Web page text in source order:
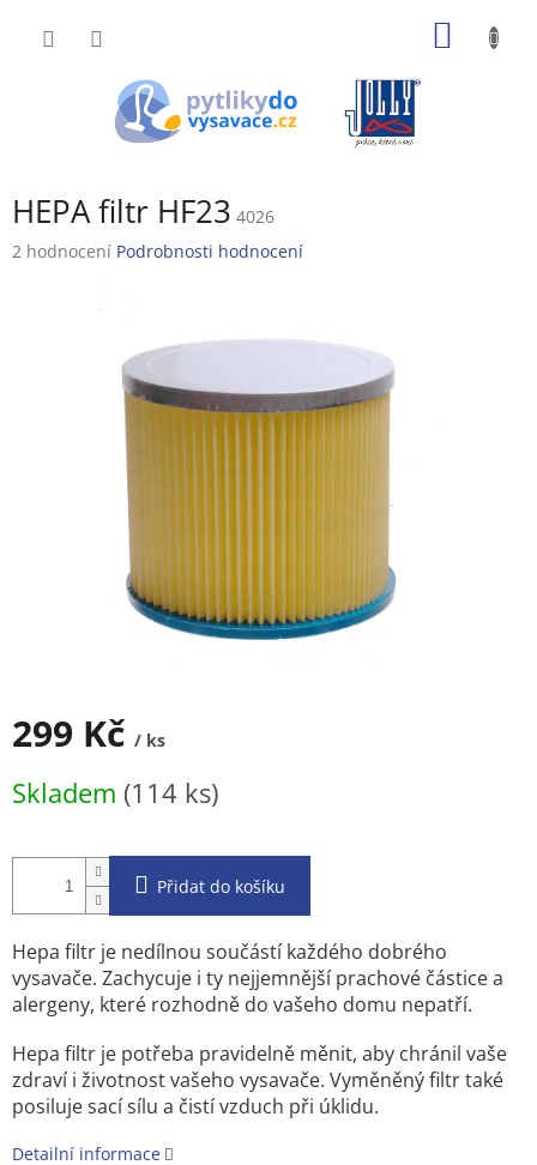
HEPA filtr HF23 4026
Průměrné
2 hodnocení Podrobnosti hodnocení
299 Kč / ks
cena:
Skladem (114 ks)
Přidat do košíku
Hepa filtr je nedílnou součástí každého dobrého
vysavače. Zachycuje i ty nejjemnější prachové částice a
alergeny, které rozhodně do vašeho domu nepatří.
Hepa filtr je potřeba pravidelně měnit, aby chránil vaše
zdraví i životnost vašeho vysavače. Vyměněný filtr také
posiluje sací sílu a čistí vzduch při úklidu.
Detailní informace